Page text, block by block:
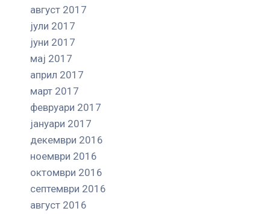
август 2017
јули 2017
јуни 2017
мај 2017
април 2017
март 2017
февруари 2017
јануари 2017
декември 2016
ноември 2016
октомври 2016
септември 2016
август 2016